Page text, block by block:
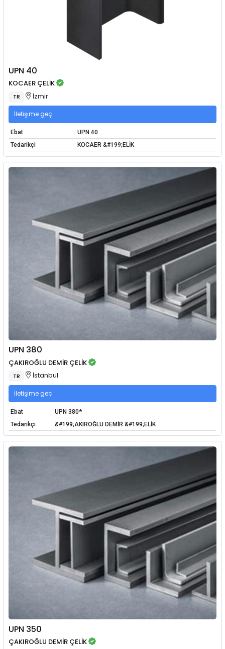
UPN 40
KOCAER ÇELİK
TR İzmir
İletişime geç
Ebat
UPN 40
Tedarikçi
KOCAER &#199;ELİK
UPN 380
ÇAKIROĞLU DEMİR ÇELİK
TR İstanbul
İletişime geç
Ebat
UPN 380*
Tedarikçi
&#199;AKIROĞLU DEMİR &#199;ELİK
UPN 350
ÇAKIROĞLU DEMİR ÇELİK